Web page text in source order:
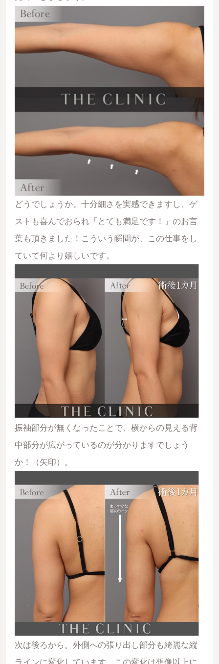
どうでしょうか。十分細さを実感できますし、ゲ
ストも喜んでおられ「とても満足です！」のお言
葉も頂きました！こういう瞬間が、この仕事をし
ていて何より嬉しいです。
振袖部分が無くなったことで、横からの見える背
中部分が広がっているのが分かりますでしょう
か！（矢印）。
次は後ろから。外側への張り出し部分も綺麗な縦